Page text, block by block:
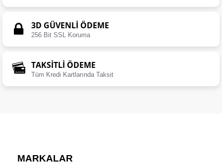
3D GÜVENLİ ÖDEME
256 Bit SSL Koruma
TAKSİTLİ ÖDEME
Tüm Kredi Kartlarında Taksit
MARKALAR